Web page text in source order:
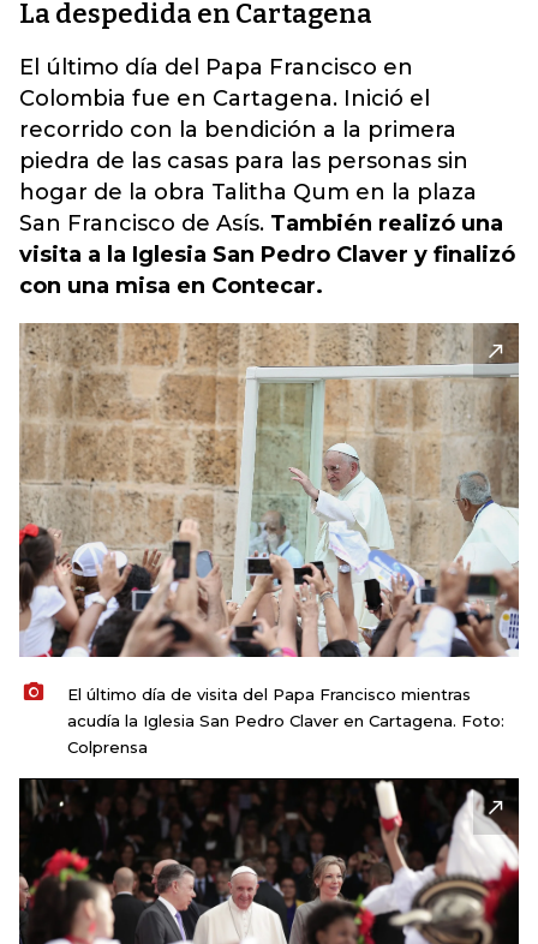
La despedida en Cartagena
El último día del Papa Francisco en
Colombia fue en Cartagena. Inició el
recorrido con la bendición a la primera
piedra de las casas para las personas sin
hogar de la obra Talitha Qum en la plaza
San Francisco de Asís. También realizó una
visita a la Iglesia San Pedro Claver y finalizó
con una misa en Contecar.
El último día de visita del Papa Francisco mientras
acudía la Iglesia San Pedro Claver en Cartagena. Foto:
Colprensa